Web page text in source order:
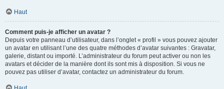
Haut
Comment puis-je afficher un avatar ?
Depuis votre panneau d’utilisateur, dans l’onglet « profil » vous pouvez ajouter
un avatar en utilisant l’une des quatre méthodes d’avatar suivantes : Gravatar,
galerie, distant ou importé. L’administrateur du forum peut activer ou non les
avatars et décider de la manière dont ils sont mis à disposition. Si vous ne
pouvez pas utiliser d’avatar, contactez un administrateur du forum.